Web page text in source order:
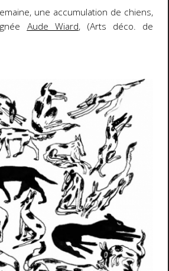
une accumulation de chiens,
Aude Wiard, (Arts déco. de